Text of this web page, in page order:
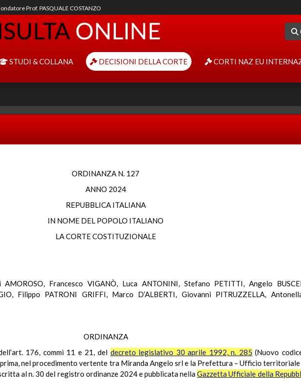
Prof. PASQUALE COSTANZO
STUDI & COLLANA DECISIONI DELLA CORTE CORTI NAZ EU
ORDINANZA N. 127
ANNO 2024
REPUBBLICA ITALIANA
IN NOME DEL POPOLO ITALIANO
LA CORTE COSTITUZIONALE
Francesco VIGANÒ, Luca ANTONINI, Stefano PETITTI, Angelo
Filippo PATRONI GRIFFI, Marco D’ALBERTI, Giovanni PITRUZZELLA,
ORDINANZA
176, commi 11 e 21, del decreto legislativo 30 aprile 1992, n. 285 (Nuovo
prima, nel procedimento vertente tra Miranda Angelo srl e la Prefettura – Ufficio
al n. 30 del registro ordinanze 2024 e pubblicata nellaGazzetta Ufficiale della